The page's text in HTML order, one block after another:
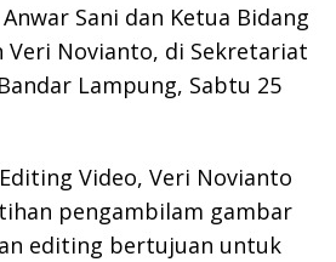
Sani dan Ketua Bidang
Veri Novianto, di Sekretariat
Lampung, Sabtu 25
Video, Veri Novianto
pengambilam gambar
editing bertujuan untuk